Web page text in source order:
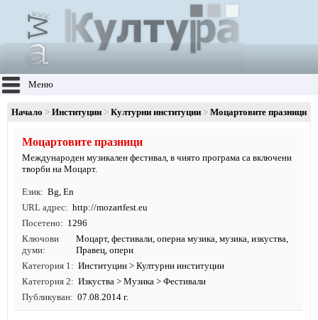
Меню
Начало Институции Културни институции Моцартовите празници
Моцартовите празници
Международен музикален фестивал, в чиято програма са включени
творби на Моцарт.
Език Bg, En
URL адрес
http://mozartfest.eu
Посетено
1296
Ключови
думи
Моцарт, фестивали, оперна музика, музика, изкуства,
Правец, опери
Категория 1
Институции > Културни институции
Категория 2
Изкуства > Музика > Фестивали
Публикуван
07.08.2014 г.